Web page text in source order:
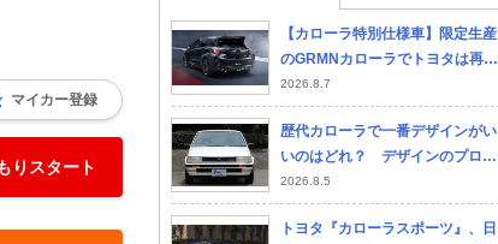
マイカー登録
りスタート
【カローラ特別仕様車】限定生産
のGRMNカローラでトヨタは再び
限界に挑戦し、このハッチバック
をはるかに過激なドライバーズカ
ーへと変貌させた！
2026.8.7
歴代カローラで一番デザインがい
いのはどれ？ デザインのプロは
「ハチロク」の影に隠れた「５代
目セダン」を選出!!
2026.8.5
トヨタ『カローラスポーツ』、日